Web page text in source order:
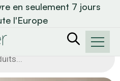
en seulement 7 jours
l'Europe